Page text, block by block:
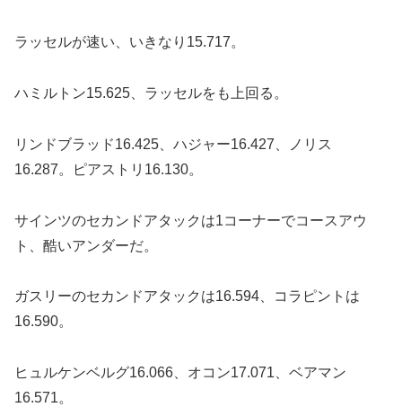
ラッセルが速い、いきなり15.717。
ハミルトン15.625、ラッセルをも上回る。
リンドブラッド16.425、ハジャー16.427、ノリス
16.287。ピアストリ16.130。
サインツのセカンドアタックは1コーナーでコースアウ
ト、酷いアンダーだ。
ガスリーのセカンドアタックは16.594、コラピントは
16.590。
ヒュルケンベルグ16.066、オコン17.071、ベアマン
16.571。